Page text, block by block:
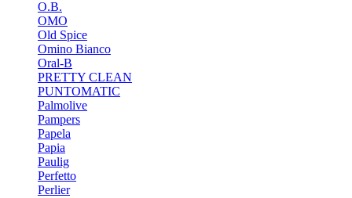
O.B.
OMO
Old Spice
Omino Bianco
Oral-B
PRETTY CLEAN
PUNTOMATIC
Palmolive
Pampers
Papela
Papia
Paulig
Perfetto
Perlier